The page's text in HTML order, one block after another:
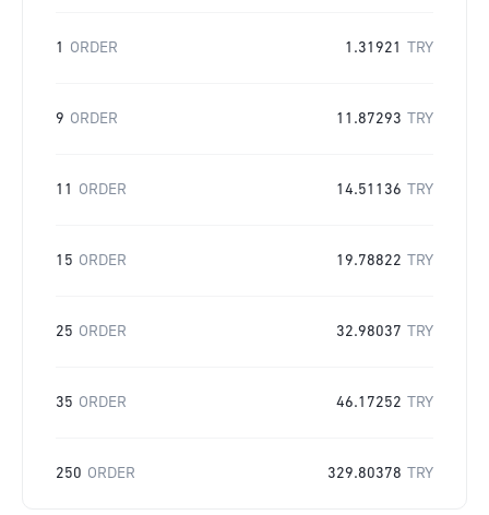
1 ORDER 1.31921 TRY
9 ORDER 11.87293 TRY
11 ORDER 14.51136 TRY
15 ORDER 19.78822 TRY
25 ORDER 32.98037 TRY
35 ORDER 46.17252 TRY
250 ORDER 329.80378 TRY